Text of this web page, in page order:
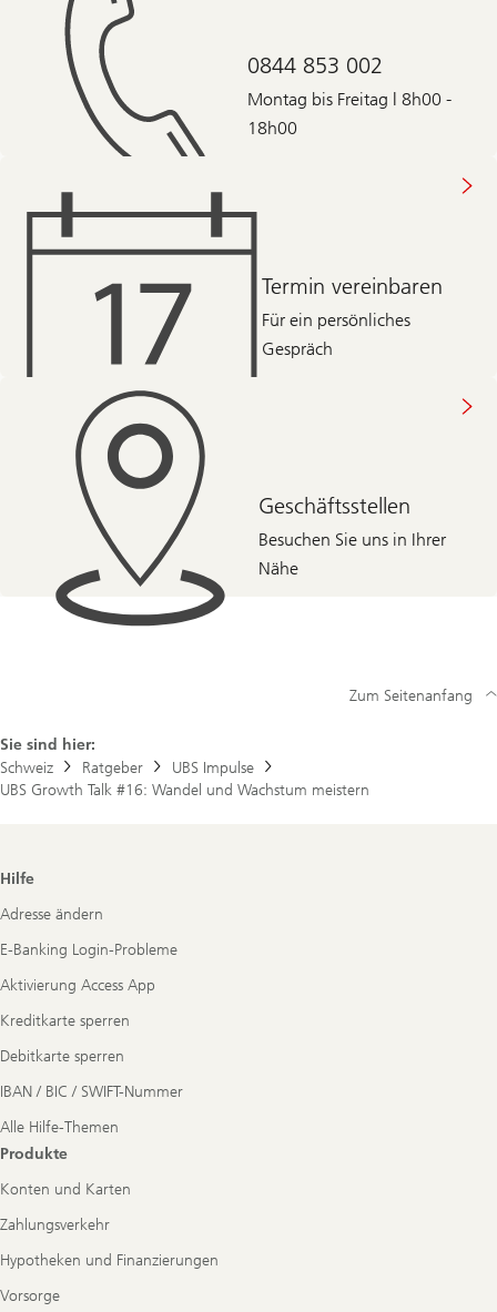
0844 853 002
Montag bis Freitag | 8h00 -
18h00
Termin vereinbaren
Für ein persönliches
Gespräch
Geschäftsstellen
Besuchen Sie uns in Ihrer
Nähe
Sie sind hier:
Schweiz
Ratgeber
UBS Impulse
UBS Growth Talk #16: Wandel und Wachstum meistern
Zum Seitenanfang
Footer
Hilfe
Adresse ändern
E-Banking Login-Probleme
Aktivierung Access App
Kreditkarte sperren
Debitkarte sperren
IBAN / BIC / SWIFT-Nummer
Alle Hilfe-Themen
Produkte
Konten und Karten
Zahlungsverkehr
Hypotheken und Finanzierungen
Vorsorge